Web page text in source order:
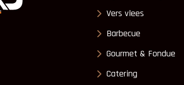
Vers vlees
Barbecue
Gourmet & Fondue
Catering